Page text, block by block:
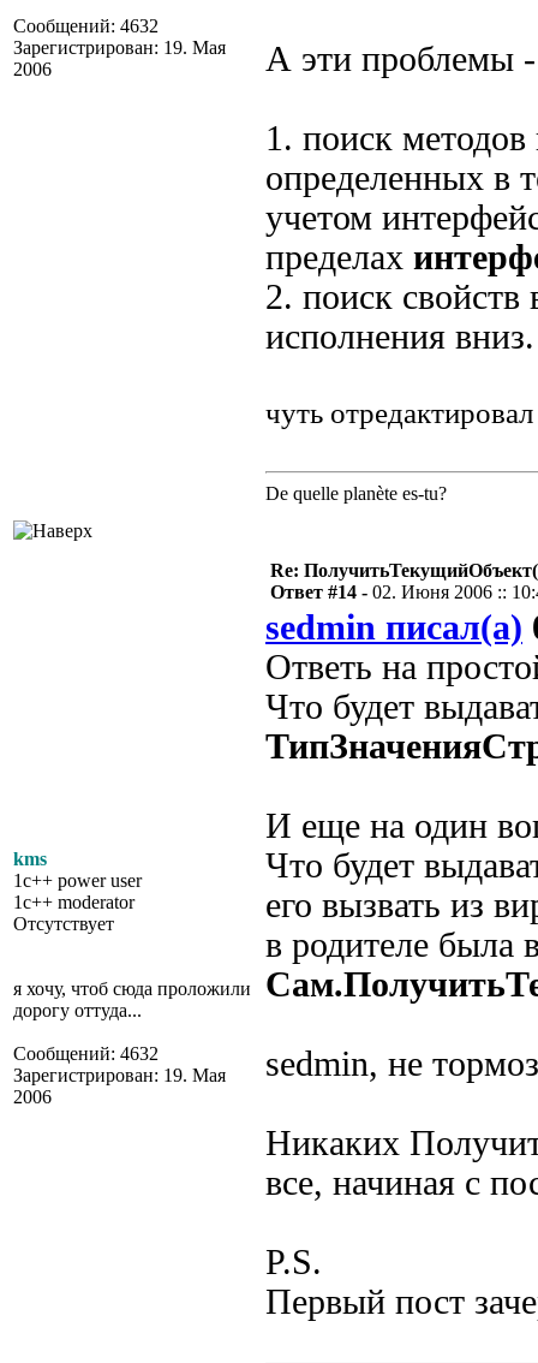
Сообщений: 4632
Зарегистрирован: 19. Мая
2006
А эти проблемы
1. поиск методов
определенных в
учетом
пределах
2. поиск свойств
исполнения вниз.
чуть отредактировал
De quelle planète es-tu?
kms
1c++ power user
1c++ moderator
Отсутствует
я хочу, чтоб сюда проложили
дорогу оттуда...
Сообщений: 4632
Зарегистрирован: 19. Мая
2006
Re:
Ответ #14 - 02. Июня 2006 ::
sedmin писал(а)
Ответь на
Что будет
И еще на один
Что будет
его вызвать из
в родителе была
sedmin, не
Никаких
все, начиная с
P.S.
Первый пост